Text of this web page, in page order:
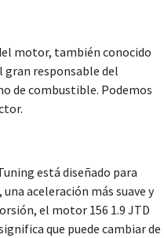
motor, también conocido
gran responsable del
de combustible. Podemos
está diseñado para
aceleración más suave y
el motor 156 1.9 JTD
que puede cambiar de